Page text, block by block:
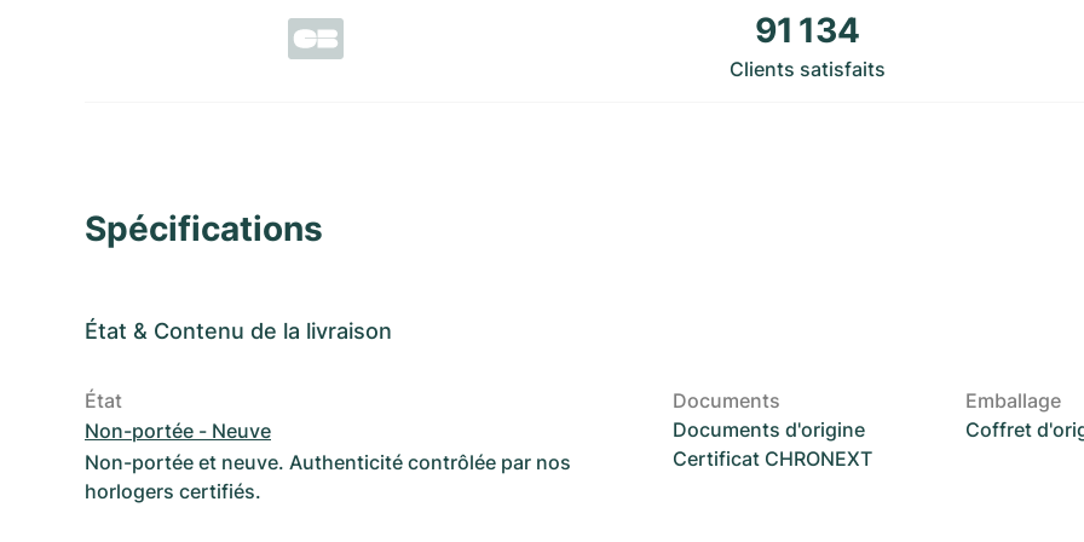
91 134
Clients satisfaits
Spécifications
État & Contenu de la livraison
État
Non-portée - Neuve
Non-portée et neuve. Authenticité contrôlée par nos
horlogers certifiés.
Documents
Documents d'origine
Certificat CHRONEXT
Emballage
Coffret